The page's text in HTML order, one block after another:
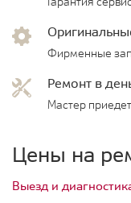
Фирменные
Ремонт в
Мастер
Цены на
Выезд и